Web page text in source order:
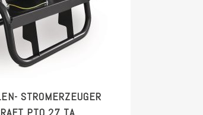
STROMERZEUGER
PTO 27 TA